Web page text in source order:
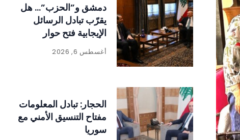
دمشق و”الحزب”… هل
يقرّب تبادل الرسائل
الإيجابية فتح حوار
مباشر؟
أغسطس 6, 2026
الحجار: تبادل المعلومات
مفتاح التنسيق الأمني مع
سوريا